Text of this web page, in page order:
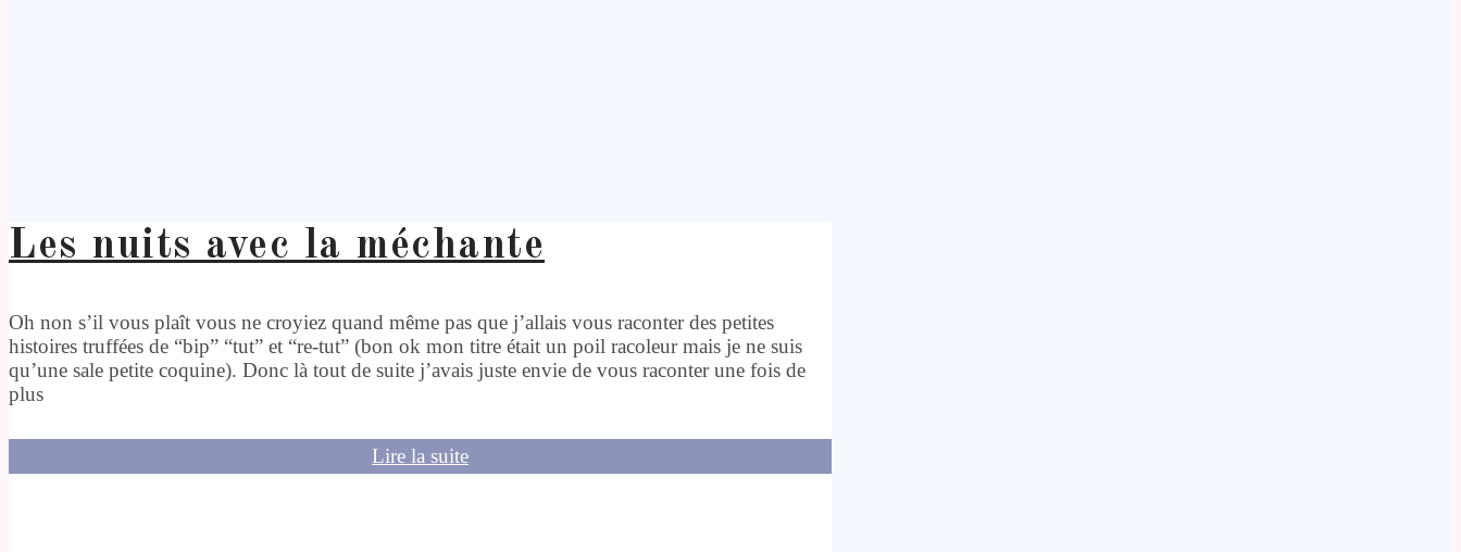
Les nuits avec la méchante
Oh non s’il vous plaît vous ne croyiez quand même pas que j’allais vous raconter des petites
histoires truffées de “bip” “tut” et “re-tut” (bon ok mon titre était un poil racoleur mais je ne suis
qu’une sale petite coquine). Donc là tout de suite j’avais juste envie de vous raconter une fois de
plus
Lire la suite